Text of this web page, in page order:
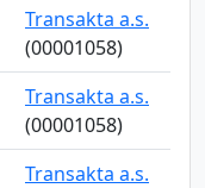
Transakta a.s.
(00001058)
Transakta a.s.
(00001058)
Transakta a.s.